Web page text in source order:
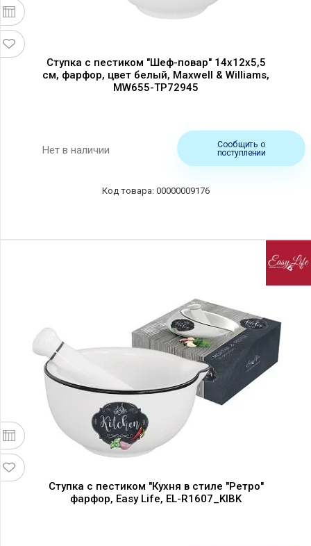
Ступка с пестиком "Шеф-повар" 14х12х5,5
см, фарфор, цвет белый, Maxwell & Williams,
MW655-TP72945
Нет в наличии
Сообщить о
поступлении
00000009176
Ступка с пестиком "Кухня в стиле "Ретро"
фарфор, Easy Life, EL-R1607_KIBK